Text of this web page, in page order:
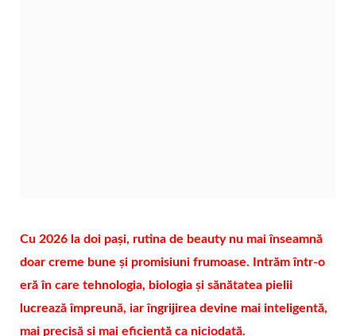
Cu 2026 la doi pași, rutina de beauty nu mai înseamnă
doar creme bune și promisiuni frumoase. Intrăm într-o
eră în care tehnologia, biologia și sănătatea pielii
lucrează împreună, iar îngrijirea devine mai inteligentă,
mai precisă și mai eficientă ca niciodată.